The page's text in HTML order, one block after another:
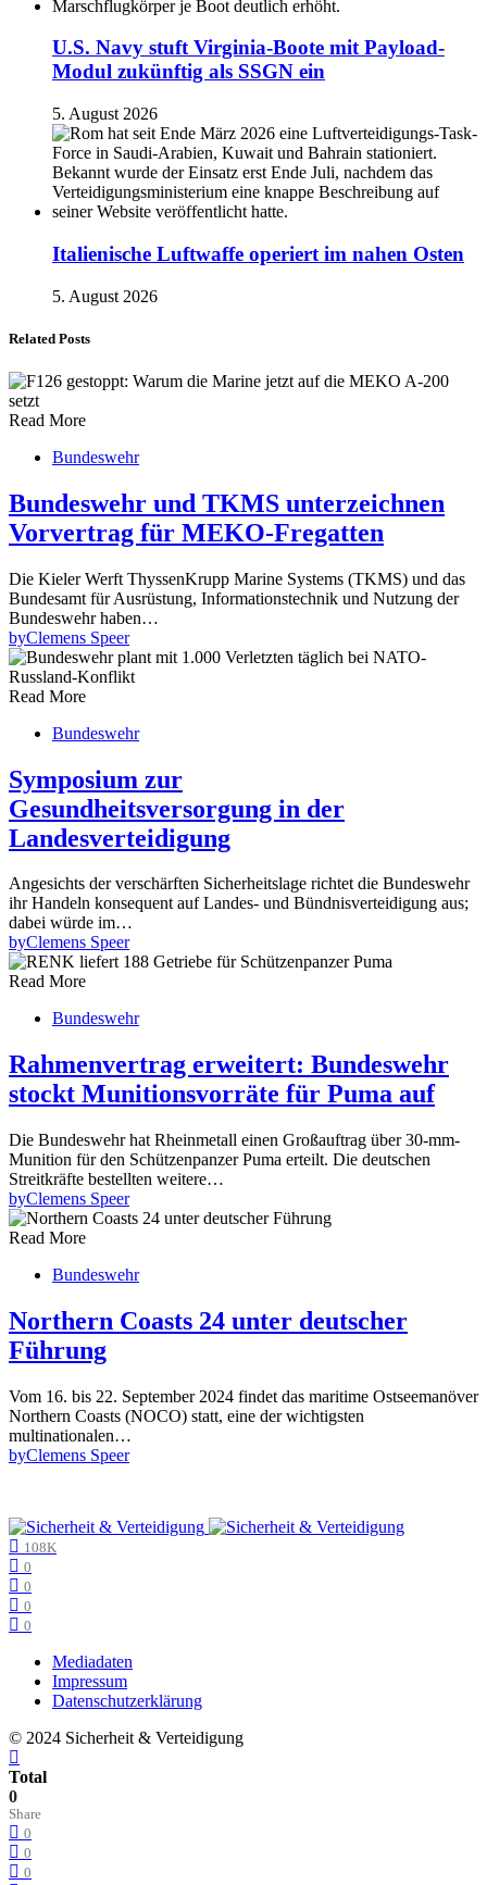
U.S. Navy stuft Virginia-Boote mit Payload-
Modul zukünftig als SSGN ein
5. August 2026
Italienische Luftwaffe operiert im nahen Osten
5. August 2026
Related Posts
Read More
Bundeswehr
Bundeswehr und TKMS unterzeichnen
Vorvertrag für MEKO-Fregatten
Die Kieler Werft ThyssenKrupp Marine Systems (TKMS) und das
Bundesamt für Ausrüstung, Informationstechnik und Nutzung der
Bundeswehr haben…
byClemens Speer
Read More
Bundeswehr
Symposium zur
Gesundheitsversorgung in der
Landesverteidigung
Angesichts der verschärften Sicherheitslage richtet die Bundeswehr
ihr Handeln konsequent auf Landes- und Bündnisverteidigung aus;
dabei würde im…
byClemens Speer
Read More
Bundeswehr
Rahmenvertrag erweitert: Bundeswehr
stockt Munitionsvorräte für Puma auf
Die Bundeswehr hat Rheinmetall einen Großauftrag über 30-mm-
Munition für den Schützenpanzer Puma erteilt. Die deutschen
Streitkräfte bestellten weitere…
byClemens Speer
Read More
Bundeswehr
Northern Coasts 24 unter deutscher
Führung
Vom 16. bis 22. September 2024 findet das maritime Ostseemanöver
Northern Coasts (NOCO) statt, eine der wichtigsten
multinationalen…
byClemens Speer
108K
0
0
0
0
Mediadaten
Impressum
Datenschutzerklärung
© 2024 Sicherheit & Verteidigung
Total
0
Share
0
0
0